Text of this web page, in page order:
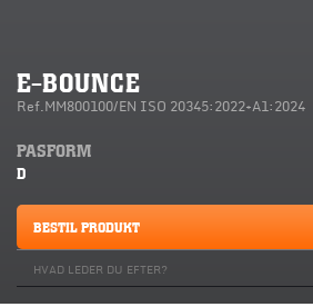
E-BOUNCE
Ref.MM800100/EN ISO 20345:2022+A1:2024
PASFORM
D
BESTIL PRODUKT